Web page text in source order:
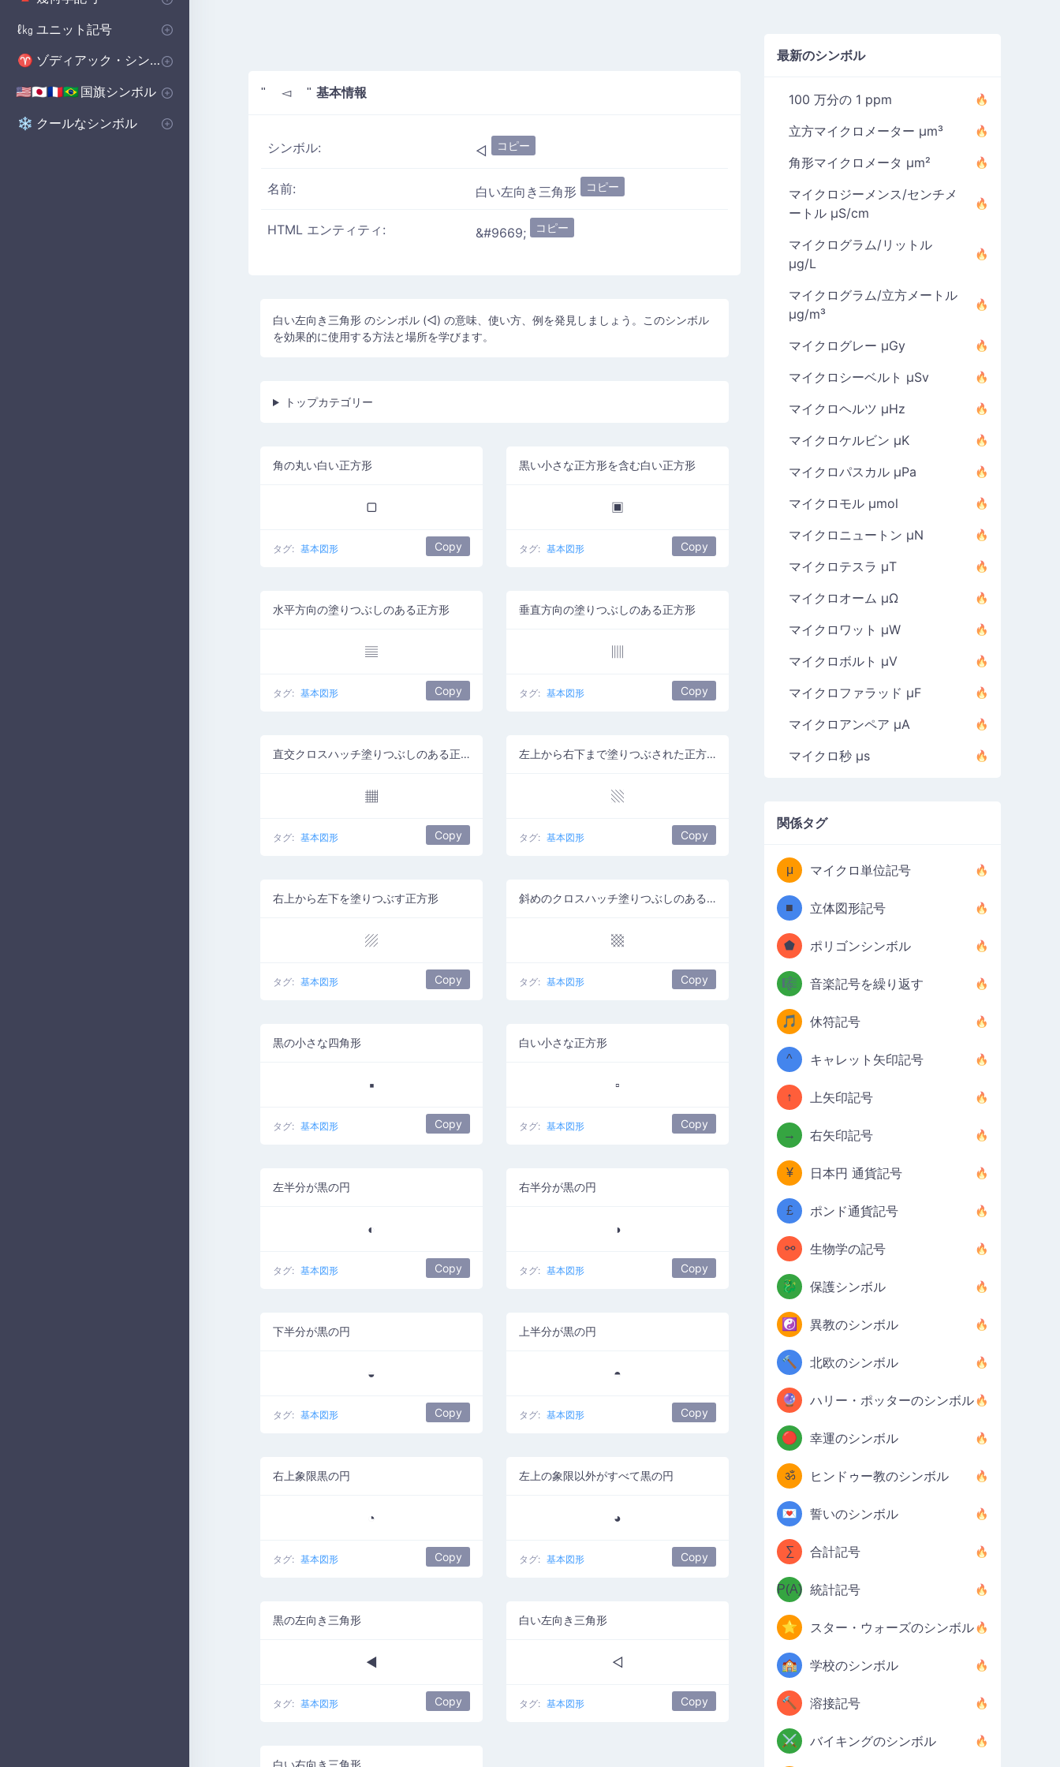
" ◅ " 基本情報
シンボル: ◅ コピー
名前: 白い左向き三角形 コピー
HTML エンティティ: &#9669; コピー
白い左向き三角形 のシンボル (◅) の意味、使い方、例を発見しましょう。このシンボル
を効果的に使用する方法と場所を学びます。
トップカテゴリー
角の丸い白い正方形
▢
タグ: 基本図形 Copy
黒い小さな正方形を含む白い正方形
▣
タグ: 基本図形 Copy
水平方向の塗りつぶしのある正方形
▤
タグ: 基本図形 Copy
垂直方向の塗りつぶしのある正方形
タグ: 基本図形 Copy
直交クロスハッチ塗りつぶしのある正方形
▦
タグ: 基本図形 Copy
左上から右下まで塗りつぶされた正方形
▧
タグ: 基本図形 Copy
右上から左下を塗りつぶす正方形
▨
タグ: 基本図形 Copy
斜めのクロスハッチ塗りつぶしのある正方形
▩
タグ: 基本図形 Copy
黒の小さな四角形
▪
タグ: 基本図形 Copy
白い小さな正方形
▫
タグ: 基本図形 Copy
左半分が黒の円
◐
タグ: 基本図形 Copy
右半分が黒の円
◑
タグ: 基本図形 Copy
下半分が黒の円
◒
タグ: 基本図形 Copy
上半分が黒の円
◓
タグ: 基本図形 Copy
右上象限黒の円
◔
タグ: 基本図形 Copy
左上の象限以外がすべて黒の円
◕
タグ: 基本図形 Copy
黒の左向き三角形
◄
タグ: 基本図形 Copy
白い左向き三角形
◅
タグ: 基本図形 Copy
白い右向き三角形
最新のシンボル
100 万分の 1 ppm
立方マイクロメーター µm³
角形マイクロメータ µm²
マイクロジーメンス/センチメ
ートル µS/cm
マイクログラム/リットル
µg/L
マイクログラム/立方メートル
µg/m³
マイクログレー µGy
マイクロシーベルト µSv
マイクロヘルツ µHz
マイクロケルビン µK
マイクロパスカル µPa
マイクロモル µmol
マイクロニュートン µN
マイクロテスラ µT
マイクロオーム µΩ
マイクロワット µW
マイクロボルト µV
マイクロファラッド µF
マイクロアンペア µA
マイクロ秒 µs
関係タグ
μ マイクロ単位記号
■ 立体図形記号
⬟ ポリゴンシンボル
🎼 音楽記号を繰り返す
🎵 休符記号
^ キャレット矢印記号
↑ 上矢印記号
→ 右矢印記号
¥ 日本円 通貨記号
£ ポンド通貨記号
⚯ 生物学の記号
🐉 保護シンボル
☯️ 異教のシンボル
🔨 北欧のシンボル
🔮 ハリー・ポッターのシンボル
🔴 幸運のシンボル
ॐ ヒンドゥー教のシンボル
💌 誓いのシンボル
∑ 合計記号
P(A) 統計記号
⭐ スター・ウォーズのシンボル
🏫 学校のシンボル
🔨 溶接記号
⚔️ バイキングのシンボル
🔺 基本図形
⬟ ポリゴンシンボル
■ 立体図形記号
ℓ㎏ ユニット記号
📏 体積単位 記号
μ マイクロ単位記号
♈ ゾディアック・シンボル
♈ 西洋の星座シンボル
🇺🇸🇯🇵🇫🇷🇧🇷 国旗シンボル
の 国のシンボル
🇺🇸🇬🇧🇨🇳国旗シンボル
❄️ クールなシンボル